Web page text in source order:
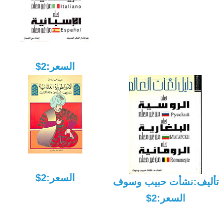
السعر:2$
تأليف:نشأت حبيب وسوف
السعر:2$
السعر:2$